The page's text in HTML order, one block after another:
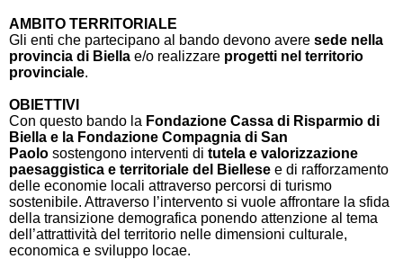
AMBITO TERRITORIALE
Gli enti che partecipano al bando devono avere sede nella
provincia di Biella e/o realizzare progetti nel territorio
provinciale.
OBIETTIVI
Con questo bando la Fondazione Cassa di Risparmio di
Biella e la Fondazione Compagnia di San
Paolo sostengono interventi di tutela e valorizzazione
paesaggistica e territoriale del Biellese e di rafforzamento
delle economie locali attraverso percorsi di turismo
sostenibile. Attraverso l’intervento si vuole affrontare la sfida
della transizione demografica ponendo attenzione al tema
dell’attrattività del territorio nelle dimensioni culturale,
economica e sviluppo locae.